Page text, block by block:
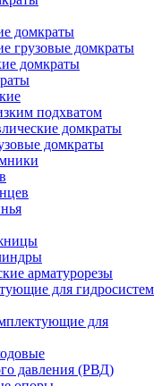
домкраты
грузовые домкраты
домкраты
подхватом
домкраты
домкраты
арматурорезы
для гидросистем
для
давления (РВД)